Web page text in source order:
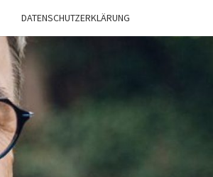
DATENSCHUTZERKLÄRUNG